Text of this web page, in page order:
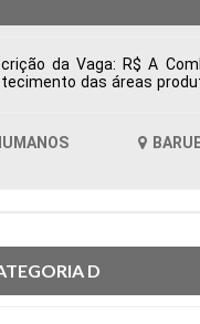
da Vaga: R$ A
das áreas
custos e elabora
de Atuação: Compras
D